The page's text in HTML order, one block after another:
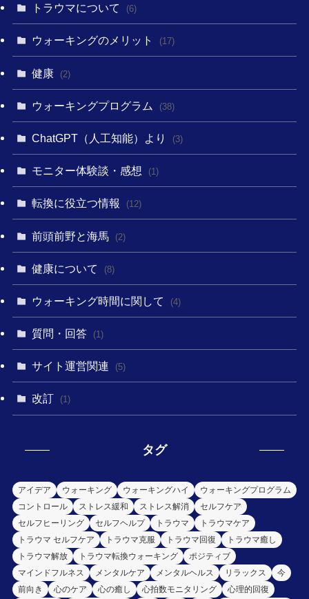
トラウマについて (6)
ウォーキングのメリット (17)
健康 (2)
ウォーキングプログラム (38)
ChatGPT（人工知能）より (3)
モニター体験談・感想 (1)
転換に役立つ情報 (12)
前頭前野と海馬 (2)
健康について (8)
ウォーキング時間に関して (4)
質問・回答 (1)
サイト運営関連 (5)
改訂 (1)
タグ
アイデア ウォーキング ウォーキングハイ
ウォーキングプログラム
コントロール
ストレス緩和 ストレス解消
セルフケア
セルフヒーリング
セルフヘルプ トラウマ
トラウマケア
トラウマ セルフケア
トラウマ克服 トラウマ回復
トラウマ癒し
トラウマ解放
トラウマ転換ウォーキング
ポジティブ
マインドフルネス
メンタルケア メンタルヘルス リラックス
今
前向き
心のケア 心の癒し 心拍数モニタリング
心理的回復